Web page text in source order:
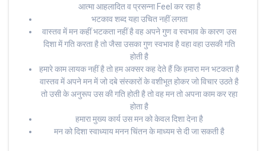
आत्मा आहलादित व प्रसन्ना Feel कर रहा है
भटकाव शब्द यहा उचित नहीं लगता
वास्तव में मन कहीं भटकता नहीं है वह अपने गुण व स्वभाव के कारण उस
दिशा में गति करता है तो जैसा उसका गुण स्वभाव है वहा वहा उसकी गति
होती है
हमारे काम लायक नहीं है तो हम अक्सर कह देते हैं कि हमारा मन भटकता है
वास्तव में अपने मन में जो दबे संस्कारों के वशीभूत होकर जो विचार उठते है
तो उसी के अनुरूप उस की गति होती है तो वह मन तो अपना काम कर रहा
होता है
हमारा मुख्य कार्य उस मन को केवल दिशा देना है
मन को दिशा स्वाध्याय मनन चिंतन के माध्यम से दी जा सकती है